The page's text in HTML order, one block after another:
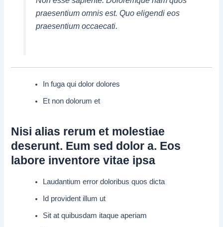
praesentium omnis est. Quo eligendi eos
praesentium occaecati.
In fuga qui dolor dolores
Et non dolorum et
Nisi alias rerum et molestiae
deserunt. Eum sed dolor a. Eos
labore inventore vitae ipsa
Laudantium error doloribus quos dicta
Id provident illum ut
Sit at quibusdam itaque aperiam